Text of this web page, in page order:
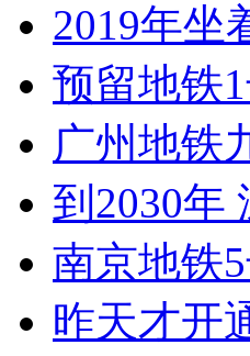
2019年坐
预留地铁
广州地铁
到2030年
南京地铁
昨天才开